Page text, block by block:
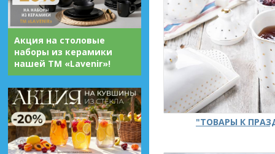
Акция на столовые
наборы из керамики
нашей ТМ «Lavenir»!
"ТОВАРЫ К